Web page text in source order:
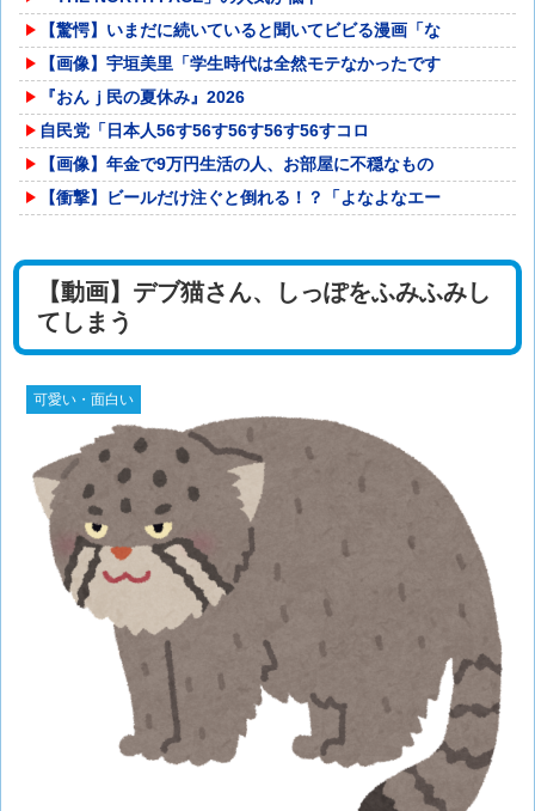
【驚愕】いまだに続いていると聞いてビビる漫画「な
【画像】宇垣美里「学生時代は全然モテなかったです
『おんｊ民の夏休み』2026
自民党「日本人56す56す56す56す56すコロ
【画像】年金で9万円生活の人、お部屋に不穏なもの
【衝撃】ビールだけ注ぐと倒れる！？「よなよなエー
【動画】デブ猫さん、しっぽをふみふみし
てしまう
可愛い・面白い